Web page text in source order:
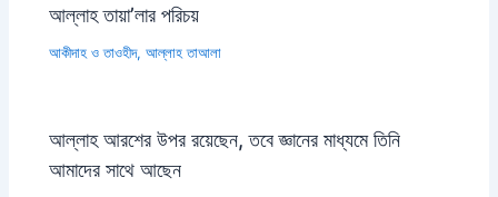
আল্লাহ তায়া’লার পরিচয়
আকীদাহ ও তাওহীদ,আল্লাহ তাআলা
আল্লাহ আরশের উপর রয়েছেন, তবে জ্ঞানের মাধ্যমে তিনি
আমাদের সাথে আছেন